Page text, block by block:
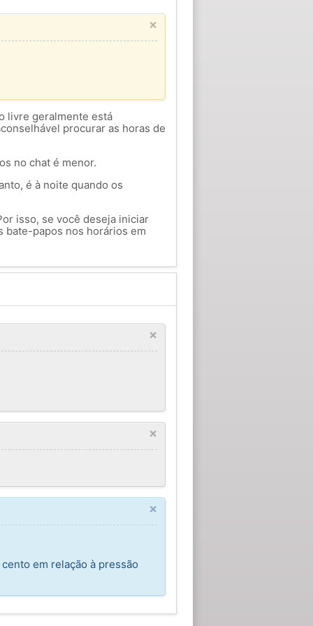
×
livre geralmente está
procurar as horas de
no chat é menor.
é à noite quando os
isso, se você deseja iniciar
bate-papos nos horários em
×
×
×
em relação à pressão